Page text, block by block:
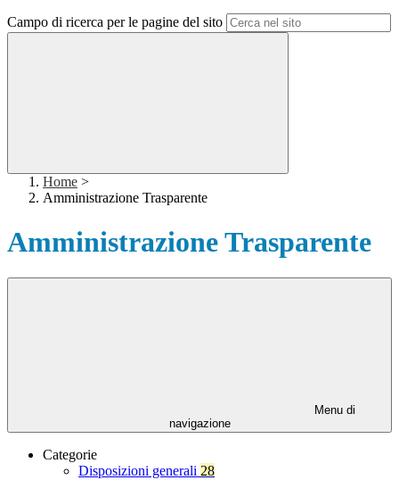
Campo di ricerca per le pagine del sito
Home >
Amministrazione Trasparente
Amministrazione Trasparente
Menu di
navigazione
Categorie
Disposizioni generali 28